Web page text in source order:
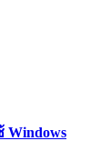
Windows